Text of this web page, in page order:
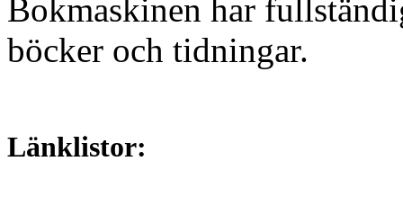
Bokmaskinen har
böcker och tidningar.
Länklistor: